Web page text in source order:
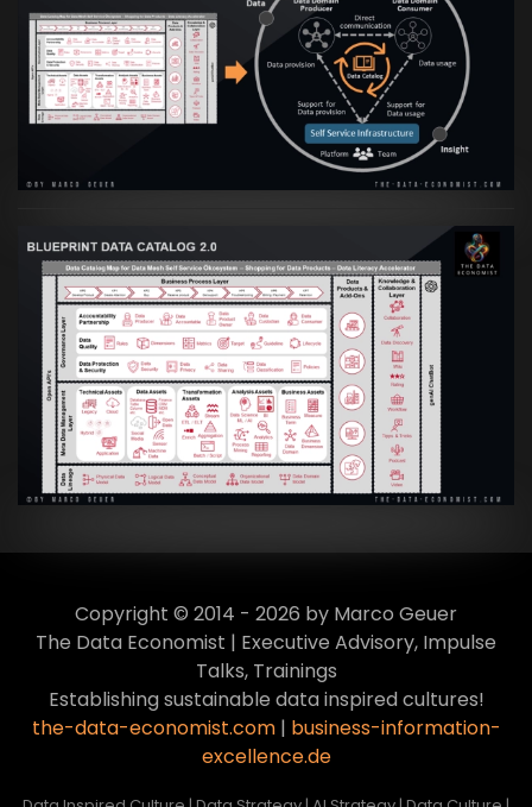
Artikel:Data Mesh Ökosysteme: Die
Transformation zur Data Inspired Human
Culture
VIEW
Artikel:Data Mesh Ökosysteme: Die
Transformation zur Data Inspired Human
Culture
VIEW
Copyright © 2014 - 2026 by Marco Geuer
The Data Economist | Executive Advisory, Impulse
Talks, Trainings
Establishing sustainable data inspired cultures!
the-data-economist.com| business-information-
excellence.de